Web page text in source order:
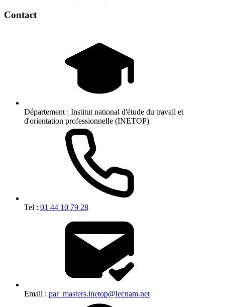
Contact
Département : Institut national d'étude du travail et
d'orientation professionnelle (INETOP)
Tel : 01 44 10 79 28
Email : par_masters.inetop@lecnam.net